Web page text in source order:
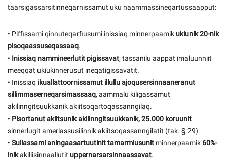
taarsigassarsitinneqarnissamut uku naammassineqartussaapput:
• Piffissami qinnuteqarfiusumi inissiaq minnerpaamik ukiunik 20-nik
pisoqaassuseqassaaq.
• Inissiaq nammineerlutit pigissavat, tassanilu aappat imaluunniit
meeqqat ukiukinnerusut ineqatigissavatit.
• Inissiaq ikuallattoornissamut illullu ajoqusersinnaaneranut
sillimmaserneqarsimassaaq, aammalu kiligassamut
akilinngitsuukkanik akiitsoqartoqassanngilaq.
• Pisortanut akiitsunik akilinngitsuukkanik, 25.000 koruunit
sinnerlugit amerlassusilinnik akiitsoqassanngilatit (tak. § 29).
• Suliassami aningaasartuutinit tamarmiusunit minnerpaamik 60%-
inikakiliisinnaallutit uppernarsarsinnaassavat.